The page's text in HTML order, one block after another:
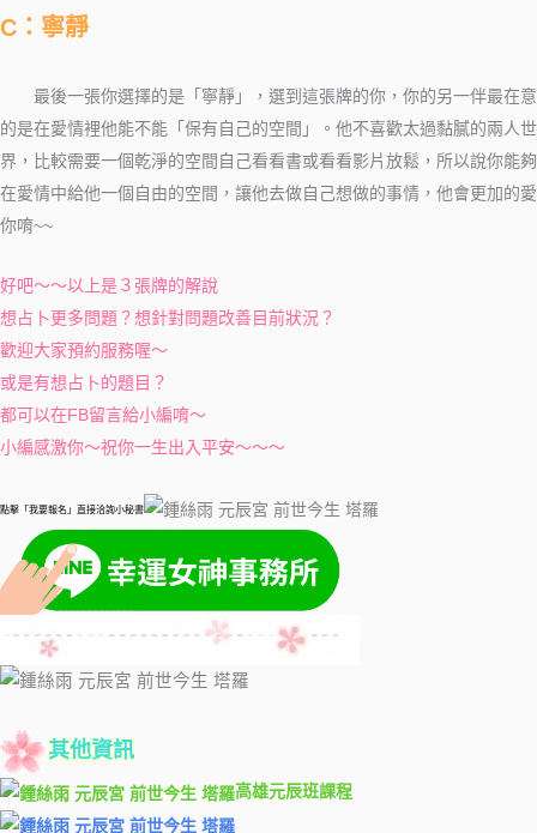
C：寧靜
最後一張你選擇的是「寧靜」，選到這張牌的你，你的另一伴最在意
的是在愛情裡他能不能「保有自己的空間」。他不喜歡太過黏膩的兩人世
界，比較需要一個乾淨的空間自己看看書或看看影片放鬆，所以說你能夠
在愛情中給他一個自由的空間，讓他去做自己想做的事情，他會更加的愛
你唷~~
好吧～～以上是３張牌的解說
想占卜更多問題？想針對問題改善目前狀況？
歡迎大家預約服務喔～
或是有想占卜的題目？
都可以在FB留言給小編唷～
小編感激你～祝你一生出入平安～～～
點擊「我要報名」直接洽詢小秘書
其他資訊
高雄元辰班課程